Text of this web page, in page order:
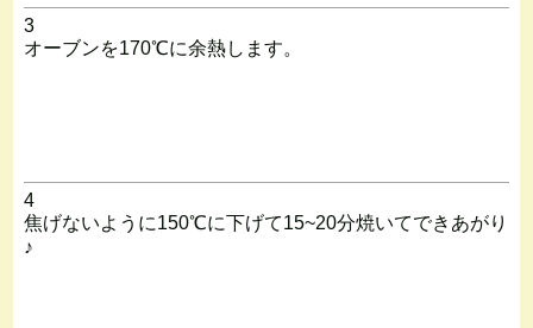
3
オーブンを170℃に余熱します。
4
焦げないように150℃に下げて15~20分焼いてできあがり
♪